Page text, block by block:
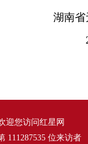
湖南
迎您访问红星网
111287535 位来访者